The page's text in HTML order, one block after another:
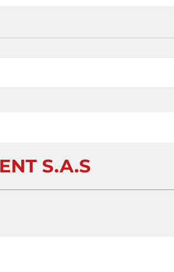
S.A.S